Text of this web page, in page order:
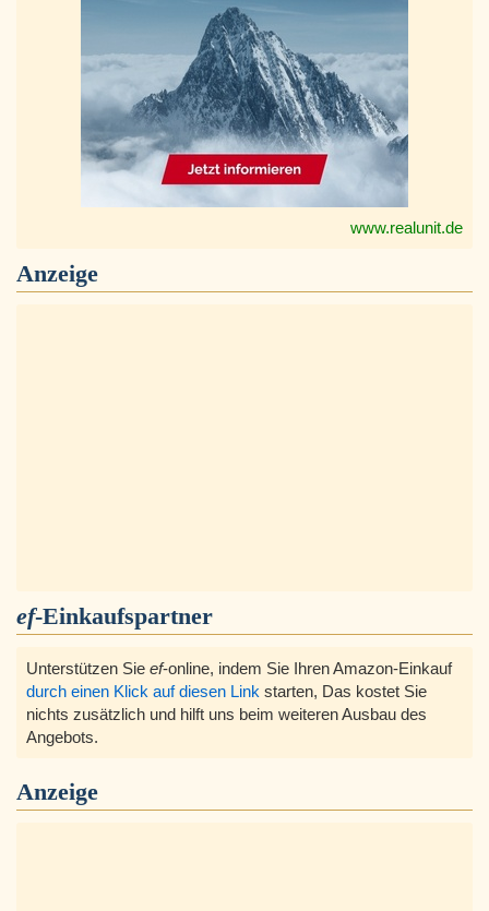
www.realunit.de
Anzeige
ef-Einkaufspartner
Unterstützen Sie ef-online, indem Sie Ihren Amazon-Einkauf
durch einen Klick auf diesen Link starten, Das kostet Sie
nichts zusätzlich und hilft uns beim weiteren Ausbau des
Angebots.
Anzeige